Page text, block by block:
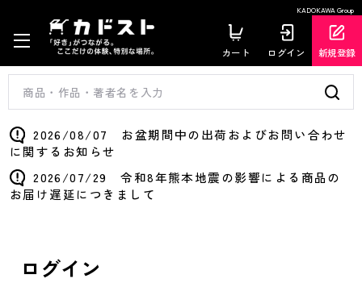
KADOKAWA Group
カート ログイン 新規登録
2026/08/07 お盆期間中の出荷およびお問い合わせ
に関するお知らせ
2026/07/29 令和8年熊本地震の影響による商品の
お届け遅延につきまして
ログイン